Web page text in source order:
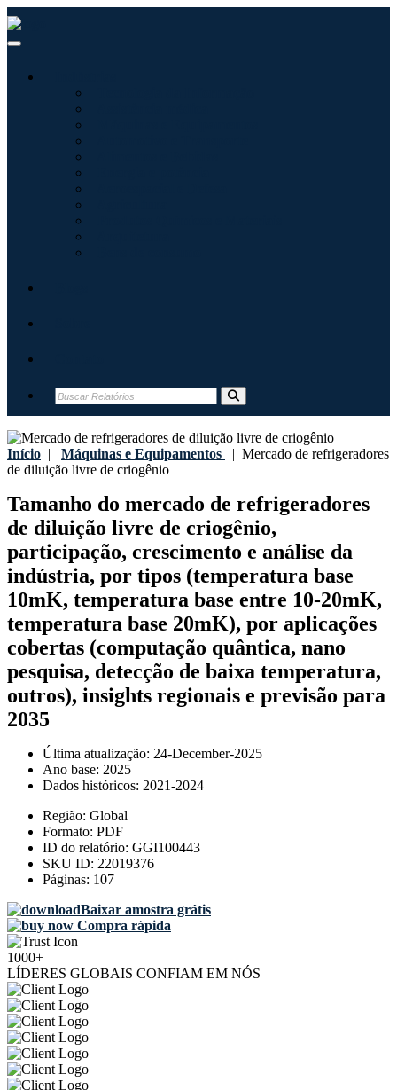
Início | Máquinas e Equipamentos | Mercado de refrigeradores
de diluição livre de criogênio
Tamanho do mercado de refrigeradores
de diluição livre de criogênio,
participação, crescimento e análise da
indústria, por tipos (temperatura base
10mK, temperatura base entre 10-20mK,
temperatura base 20mK), por aplicações
cobertas (computação quântica, nano
pesquisa, detecção de baixa temperatura,
outros), insights regionais e previsão para
2035
Última atualização: 24-December-2025
Ano base: 2025
Dados históricos: 2021-2024
Região: Global
Formato: PDF
ID do relatório: GGI100443
SKU ID: 22019376
Páginas: 107
Baixar amostra grátis
Compra rápida
1000+
LÍDERES GLOBAIS CONFIAM EM NÓS